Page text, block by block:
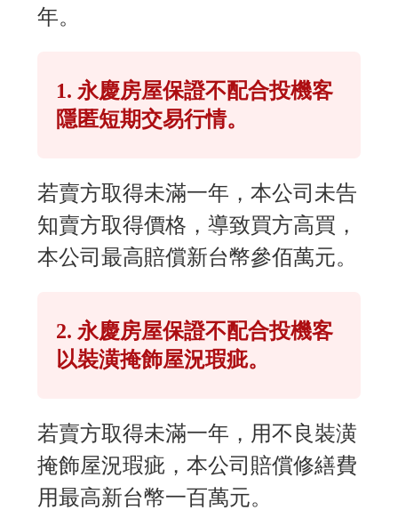
年。
1. 永慶房屋保證不配合投機客
隱匿短期交易行情。
若賣方取得未滿一年，本公司未告
知賣方取得價格，導致買方高買，
本公司最高賠償新台幣參佰萬元。
2. 永慶房屋保證不配合投機客
以裝潢掩飾屋況瑕疵。
若賣方取得未滿一年，用不良裝潢
掩飾屋況瑕疵，本公司賠償修繕費
用最高新台幣一百萬元。